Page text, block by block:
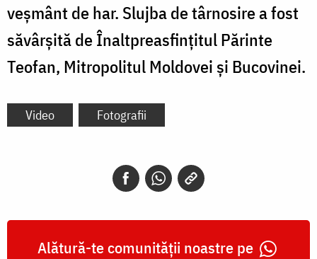
veșmânt de har. Slujba de târnosire a fost
săvârșită de Înaltpreasfințitul Părinte
Teofan, Mitropolitul Moldovei și Bucovinei.
Video Fotografii
Alătură-te comunității noastre pe